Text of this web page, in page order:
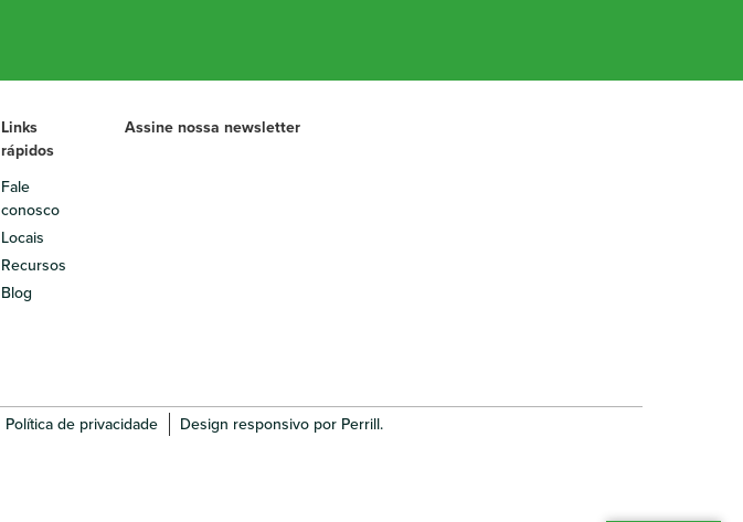
Links
rápidos
Fale
conosco
Locais
Recursos
Blog
Assine nossa newsletter
Política de privacidade Design responsivo por Perrill.